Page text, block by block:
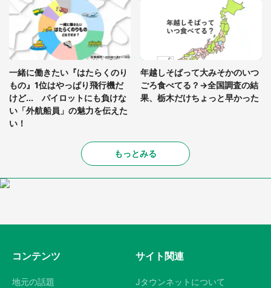
一緒に働きたい『はたらくのり
もの』1位はやっぱり飛行機だ
けど... パイロットにも負けな
い「外航船員」の魅力を伝えた
い！
年越しそばって大みそかのいつ
ごろ食べてる？→全国調査の結
果、栃木だけちょっと早かった
もっとみる
コンテンツ
地元の話題
サイト関連
Jタウンネットについて